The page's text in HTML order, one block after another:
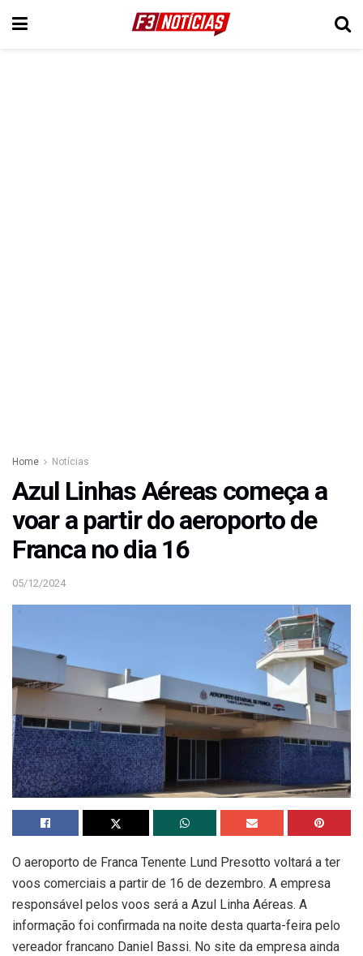
Home Notícias
Azul Linhas Aéreas começa a
voar a partir do aeroporto de
Franca no dia 16
05/12/2024
O aeroporto de Franca Tenente Lund Presotto voltará a ter
voos comerciais a partir de 16 de dezembro. A empresa
responsável pelos voos será a Azul Linha Aéreas. A
informação foi confirmada na noite desta quarta-feira pelo
vereador francano Daniel Bassi. No site da empresa ainda